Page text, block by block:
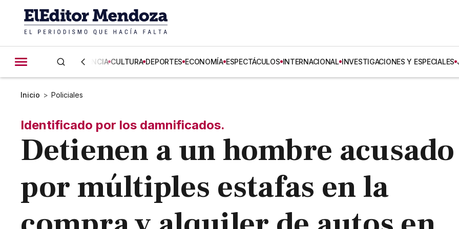
CIENCIA CULTURA DEPORTES ECONOMÍA ESPECTÁCULOS INTERNACIONAL INVESTIGACIONES Y ESPECIALES
Inicio > Policiales
Identificado por los damnificados.
Detienen a un hombre acusado
por múltiples estafas en la